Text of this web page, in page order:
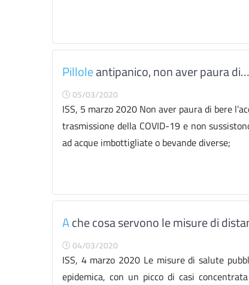
Pilloleantipanico, non aver paura di…
05/03/2020
ISS, 5 marzo 2020 Non aver paura di bere
trasmissione della COVID-19 e non
ad acque imbottigliate o bevande diverse;
Ache cosa servono le misure di
04/03/2020
ISS, 4 marzo 2020 Le misure di salute
epidemica, con un picco di casi